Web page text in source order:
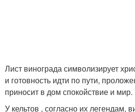
Лист винограда символизирует
и готовность идти по пути,
приносит в дом спокойствие и мир.
У кельтов , согласно их легендам,